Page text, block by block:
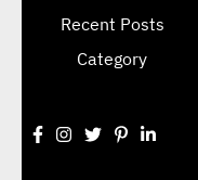
Recent Posts
Category